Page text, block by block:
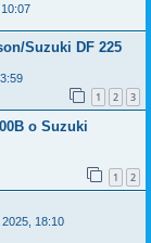
Suzuki DF 225
1 2 3
o Suzuki
1 2
18:10